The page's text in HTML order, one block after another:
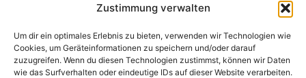
Zustimmung verwalten
Um dir ein optimales Erlebnis zu bieten, verwenden wir Technologien wie
Cookies, um Geräteinformationen zu speichern und/oder darauf
zuzugreifen. Wenn du diesen Technologien zustimmst, können wir Daten
wie das Surfverhalten oder eindeutige IDs auf dieser Website verarbeiten.